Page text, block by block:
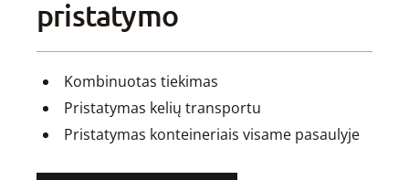
pristatymo
Kombinuotas tiekimas
Pristatymas kelių transportu
Pristatymas konteineriais visame pasaulyje